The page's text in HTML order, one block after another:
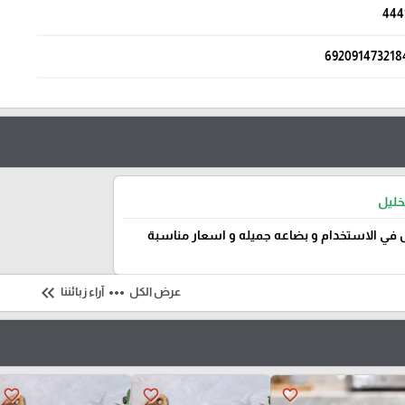
الاستخدام و بضاعه جميله و اسعار مناسبة
عرض الكل more_horiz آراء زبائننا keyboard_double_arrow_left
favorite_border
favorite_border
favorite_border